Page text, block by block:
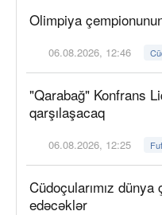
Olimpiya
06.08.2026, 12:46
"Qarabağ" Konfrans
qarşılaşacaq
06.08.2026, 12:25
Cüdoçularımız
edəcəklər